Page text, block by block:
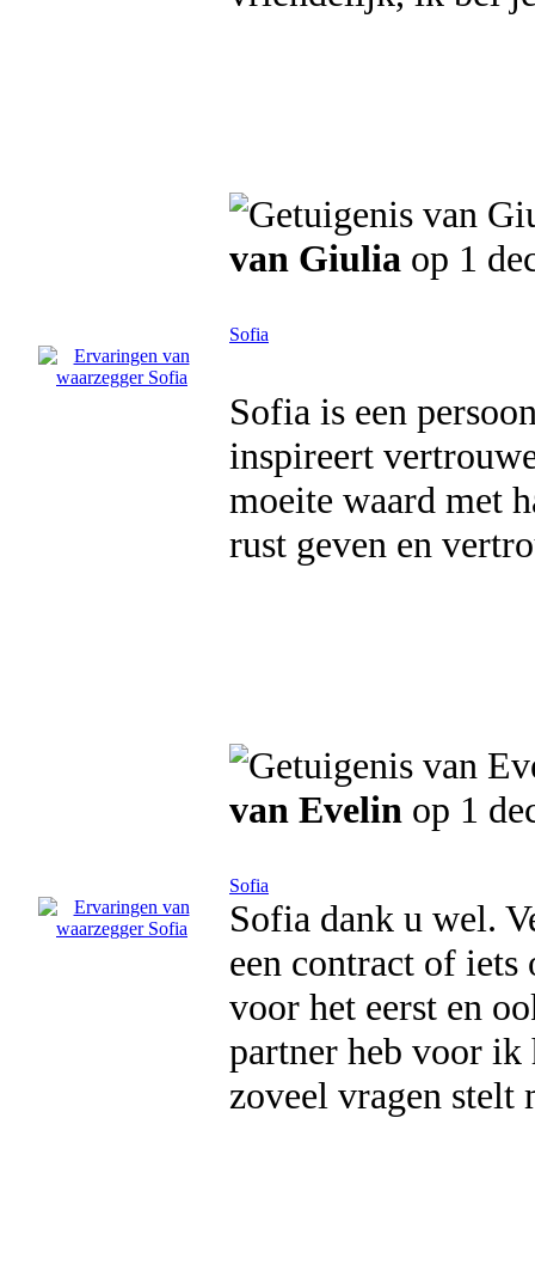
van Giulia op 1
Sofia
Sofia is een
inspireert
moeite waard met
rust geven en
van Evelin op 1
Sofia
Sofia dank u wel.
een contract of iets
voor het eerst en
partner heb voor ik
zoveel vragen stelt